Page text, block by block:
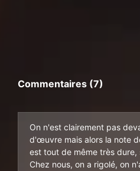
Commentaires (7)
On n'est clairement pas
d'œuvre mais alors la note
est tout de même très dure,
Chez nous, on a rigolé, on